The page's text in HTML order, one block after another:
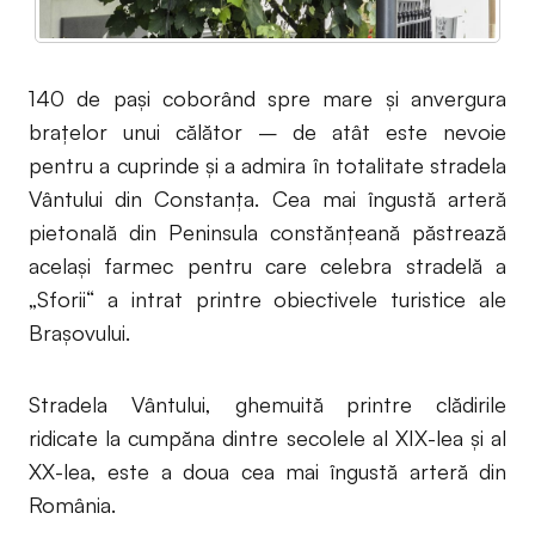
140 de pași coborând spre mare și anvergura
brațelor unui călător – de atât este nevoie
pentru a cuprinde și a admira în totalitate stradela
Vântului din Constanța. Cea mai îngustă arteră
pietonală din Peninsula constănțeană păstrează
același farmec pentru care celebra stradelă a
„Sforii“ a intrat printre obiectivele turistice ale
Brașovului.
Stradela Vântului, ghemuită printre clădirile
ridicate la cumpăna dintre secolele al XIX-lea și al
XX-lea, este a doua cea mai îngustă arteră din
România.